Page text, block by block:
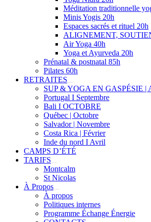
Méditation traditionnelle
Minis Yogis 20h
Espaces sacrés et rituel 20h
ALIGNEMENT,
Air Yoga 40h
Yoga et Ayurveda 20h
Prénatal & postnatal 85h
Pilates 60h
RETRAITES
SUP & YOGA EN GASPÉSIE |
Portugal I Septembre
Bali I OCTOBRE
Québec | Octobre
Salvador | Novembre
Costa Rica | Février
Inde du nord I Avril
CAMPS D’ÉTÉ
TARIFS
Montcalm
St Nicolas
À Propos
À propos
Politiques internes
Programme Échange Énergie